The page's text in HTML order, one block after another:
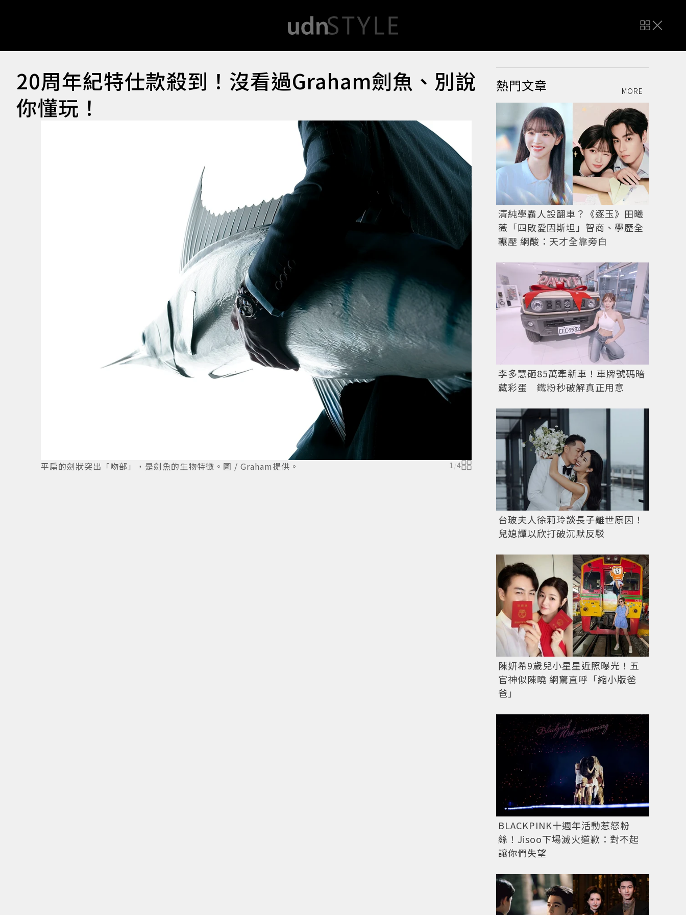
20周年紀特仕款殺到！沒看過Graham劍魚、別說
你懂玩！
平扁的劍狀突出「吻部」，是劍魚的生物特徵。圖 / Graham提供。 1/4
20年後，自浪濤中重新誕生的「劍魚復刻系列限量計
熱門文章 MORE
清純學霸人設翻車？《逐玉》田曦
薇「四敗愛因斯坦」智商、學歷全
輾壓 網酸：天才全靠旁白
李多慧砸85萬牽新車！車牌號碼暗
藏彩蛋 鐵粉秒破解真正用意
台玻夫人徐莉玲談長子離世原因！
兒媳譚以欣打破沉默反駁
陳妍希9歲兒小星星近照曝光！五
官神似陳曉 網驚直呼「縮小版爸
爸」
BLACKPINK十週年活動惹怒粉
絲！Jisoo下場滅火道歉：對不起
讓你們失望